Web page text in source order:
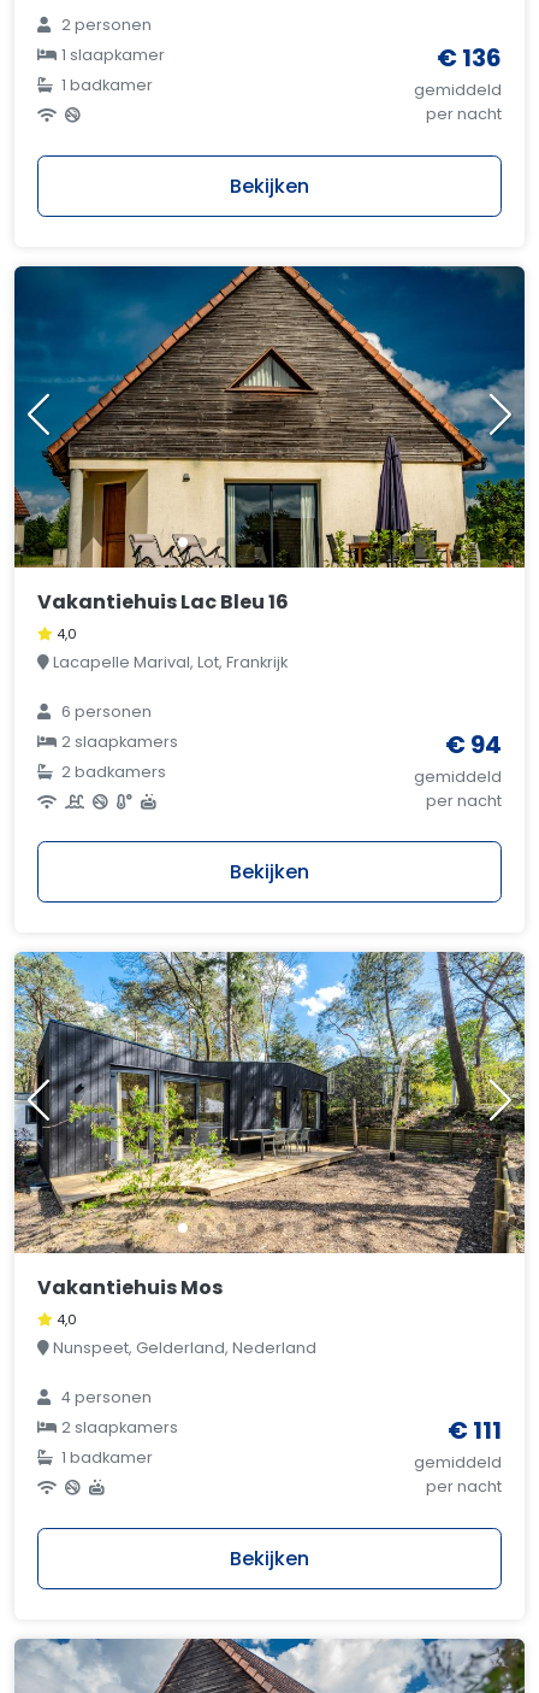
2 personen
1 slaapkamer
1 badkamer
€ 136
gemiddeld
per nacht
Bekijken
Vakantiehuis Lac Bleu 16
4,0
Lacapelle Marival, Lot, Frankrijk
6 personen
2 slaapkamers
2 badkamers
€ 94
gemiddeld
per nacht
Bekijken
Vakantiehuis Mos
4,0
Nunspeet, Gelderland, Nederland
4 personen
2 slaapkamers
1 badkamer
€ 111
gemiddeld
per nacht
Bekijken